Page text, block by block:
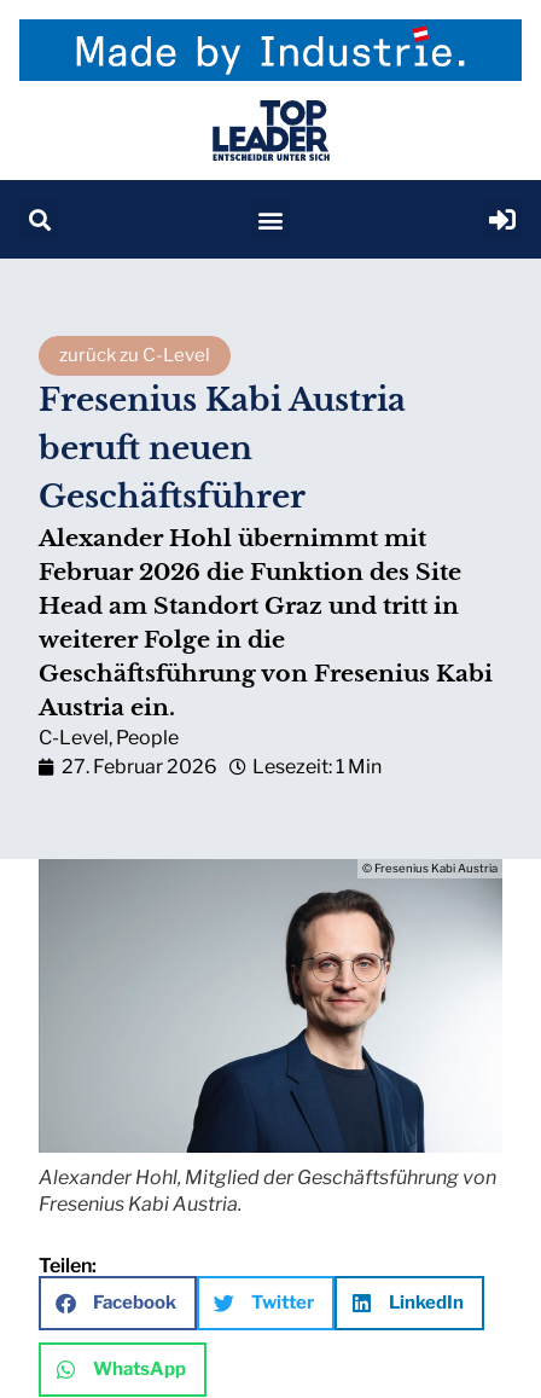
zurück zu C-Level
Fresenius Kabi Austria
beruft neuen
Geschäftsführer
Alexander Hohl übernimmt mit
Februar 2026 die Funktion des Site
Head am Standort Graz und tritt in
weiterer Folge in die
Geschäftsführung von Fresenius Kabi
Austria ein.
C-Level, People
27. Februar 2026
Lesezeit: 1 Min
© Fresenius Kabi Austria
Alexander Hohl, Mitglied der Geschäftsführung von
Fresenius Kabi Austria.
Teilen:
Facebook Twitter LinkedIn
WhatsApp